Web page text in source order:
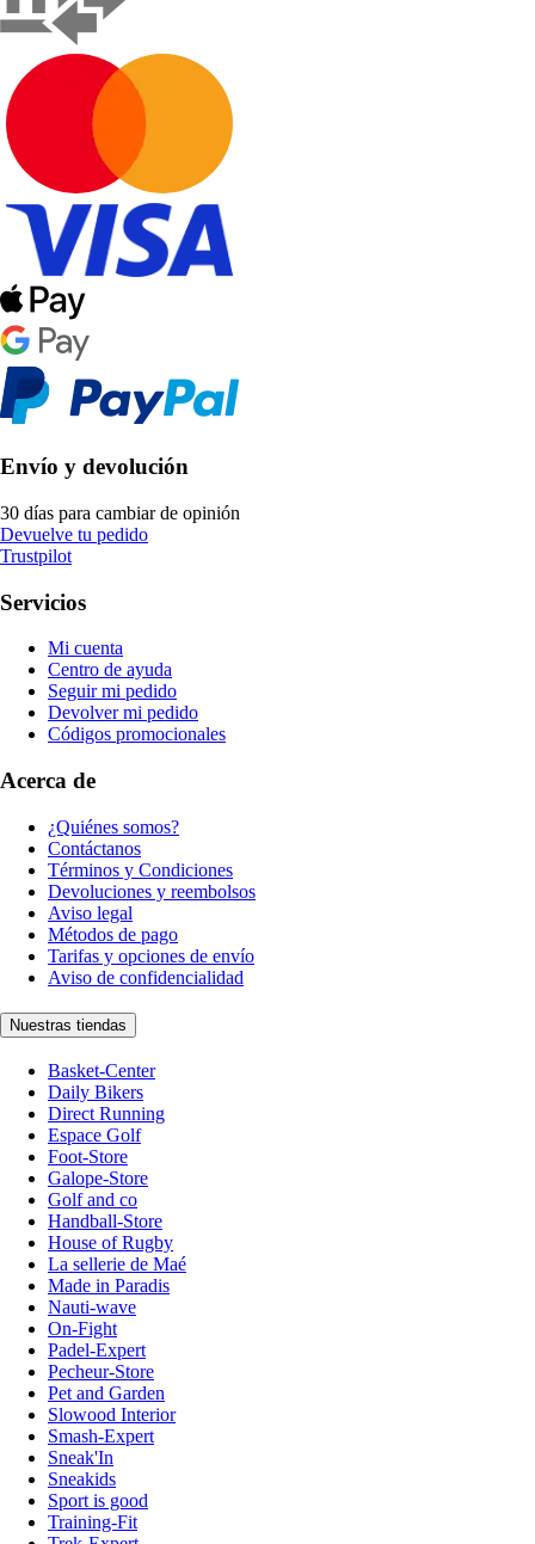
Envío y devolución
30 días para cambiar de opinión
Devuelve tu pedido
Trustpilot
Servicios
Mi cuenta
Centro de ayuda
Seguir mi pedido
Devolver mi pedido
Códigos promocionales
Acerca de
¿Quiénes somos?
Contáctanos
Términos y Condiciones
Devoluciones y reembolsos
Aviso legal
Métodos de pago
Tarifas y opciones de envío
Aviso de confidencialidad
Nuestras tiendas
Basket-Center
Daily Bikers
Direct Running
Espace Golf
Foot-Store
Galope-Store
Golf and co
Handball-Store
House of Rugby
La sellerie de Maé
Made in Paradis
Nauti-wave
On-Fight
Padel-Expert
Pecheur-Store
Pet and Garden
Slowood Interior
Smash-Expert
Sneak'In
Sneakids
Sport is good
Training-Fit